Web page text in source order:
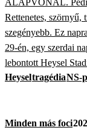
Rettenetes, szörnyű,
szegényebb. Ez
29-én, egy szerdai
lebontott Heysel
HeyseltragédiaNS-
Minden más foci